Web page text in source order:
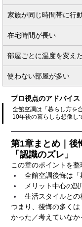
家族が同じ時間帯に行
在宅時間が長い
部屋ごとに温度を変え
使わない部屋が多い
プロ視点のアドバイス
全館空調は「暮らし方を
10年後の暮らしも想像し
第1章まとめ｜後
「認識のズレ」
この章のポイントを整
全館空調後悔は
メリット中心の
生活スタイルと
つまり、後悔の多く
かった／考えていなか